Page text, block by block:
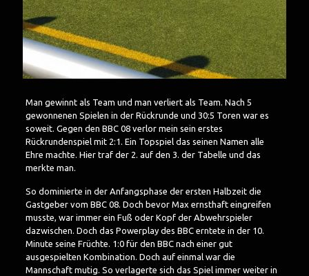
Man gewinnt als Team und man verliert als Team. Nach 5
gewonnenen Spielen in der Rückrunde und 30:5 Toren war es
soweit. Gegen den BBC 08 verlor mein sein erstes
Rückrundenspiel mit 2:1. Ein Topspiel das seinen Namen alle
Ehre machte. Hier traf der 2. auf den 3. der Tabelle und das
merkte man.
So dominierte in der Anfangsphase der ersten Halbzeit die
Gastgeber vom BBC 08. Doch bevor Max ernsthaft eingreifen
musste, war immer ein Fuß oder Kopf der Abwehrspieler
dazwischen. Doch das Powerplay des BBC erntete in der 10.
Minute seine Früchte. 1:0 für den BBC nach einer gut
ausgespielten Kombination. Doch auf einmal war die
Mannschaft mutig. So verlagerte sich das Spiel immer weiter in